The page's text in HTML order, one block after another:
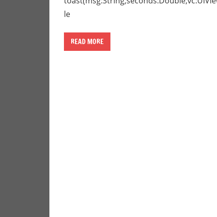
路。
le
READ MORE